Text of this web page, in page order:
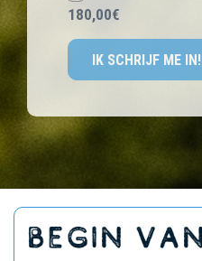
180,00€
IK SCHRIJF ME IN!